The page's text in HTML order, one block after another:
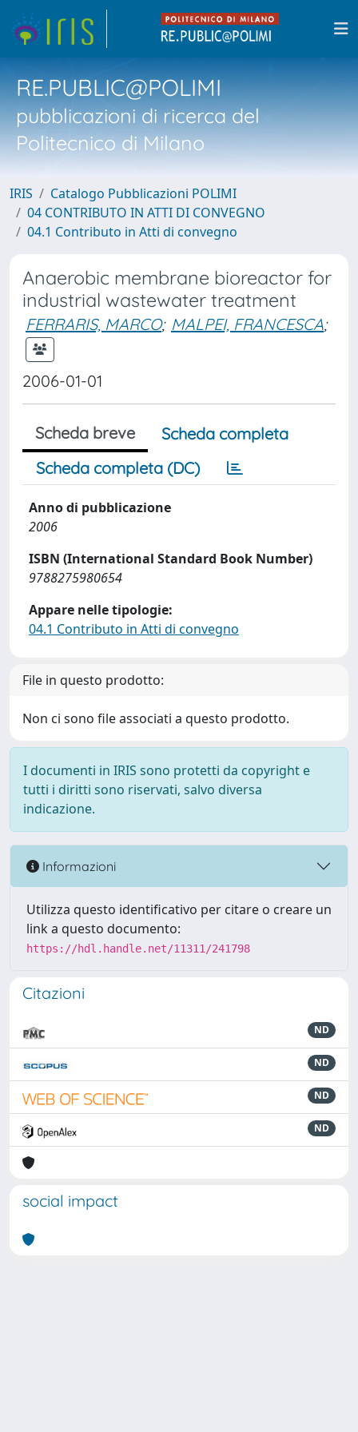
RE.PUBLIC@POLIMI
pubblicazioni di ricerca del
Politecnico di Milano
IRIS
Catalogo Pubblicazioni POLIMI
04 CONTRIBUTO IN ATTI DI CONVEGNO
04.1 Contributo in Atti di convegno
Anaerobic membrane bioreactor for
industrial wastewater treatment
FERRARIS, MARCO; MALPEI, FRANCESCA;
2006-01-01
Scheda breve
Scheda completa
Scheda completa (DC)
Anno di pubblicazione
2006
ISBN (International Standard Book Number)
9788275980654
Appare nelle tipologie:
04.1 Contributo in Atti di convegno
File in questo prodotto:
Non ci sono file associati a questo prodotto.
I documenti in IRIS sono protetti da copyright e
tutti i diritti sono riservati, salvo diversa
indicazione.
Informazioni
Utilizza questo identificativo per citare o creare un
link a questo documento:
https://hdl.handle.net/11311/241798
Citazioni
ND
ND
ND
ND
social impact